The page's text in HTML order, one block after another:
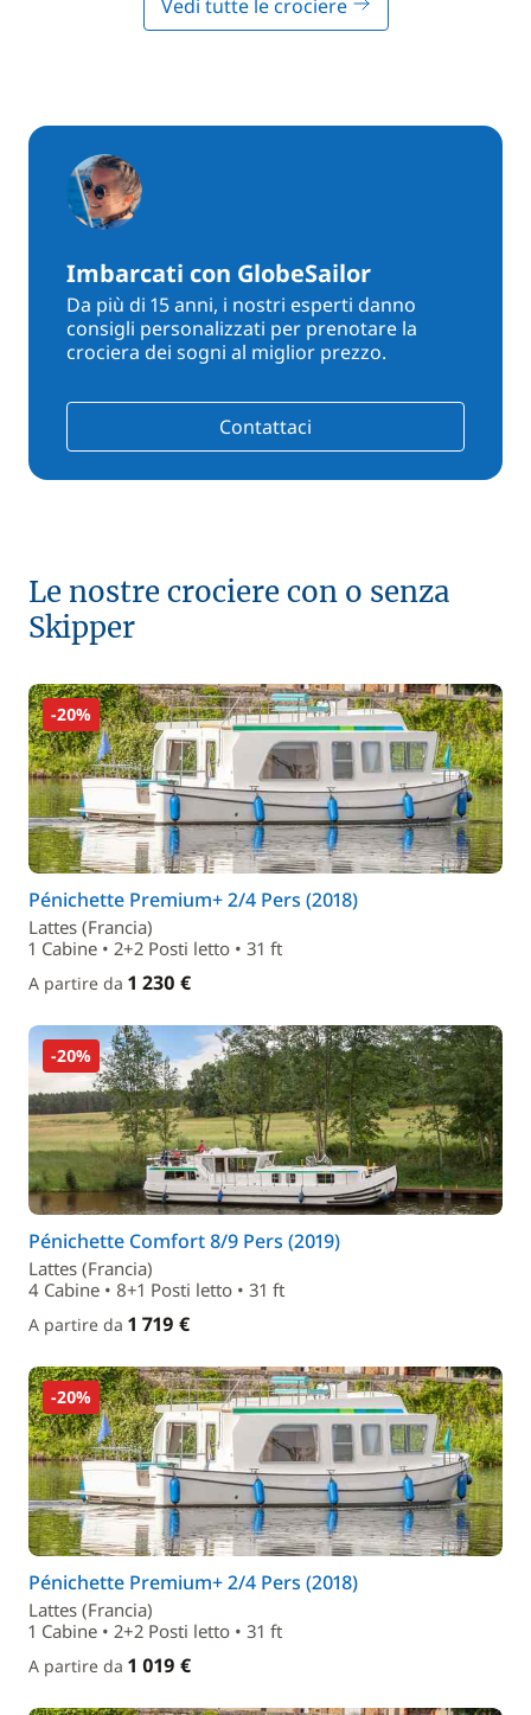
Vedi tutte le crociere
Imbarcati con GlobeSailor
Da più di 15 anni, i nostri esperti danno
consigli personalizzati per prenotare la
crociera dei sogni al miglior prezzo.
Contattaci
Le nostre crociere con o senza
Skipper
-20%
Pénichette Premium+ 2/4 Pers (2018)
Lattes (Francia)
1 Cabine • 2+2 Posti letto • 31 ft
A partire da 1 230 €
-20%
Pénichette Comfort 8/9 Pers (2019)
Lattes (Francia)
4 Cabine • 8+1 Posti letto • 31 ft
A partire da 1 719 €
-20%
Pénichette Premium+ 2/4 Pers (2018)
Lattes (Francia)
1 Cabine • 2+2 Posti letto • 31 ft
A partire da 1 019 €